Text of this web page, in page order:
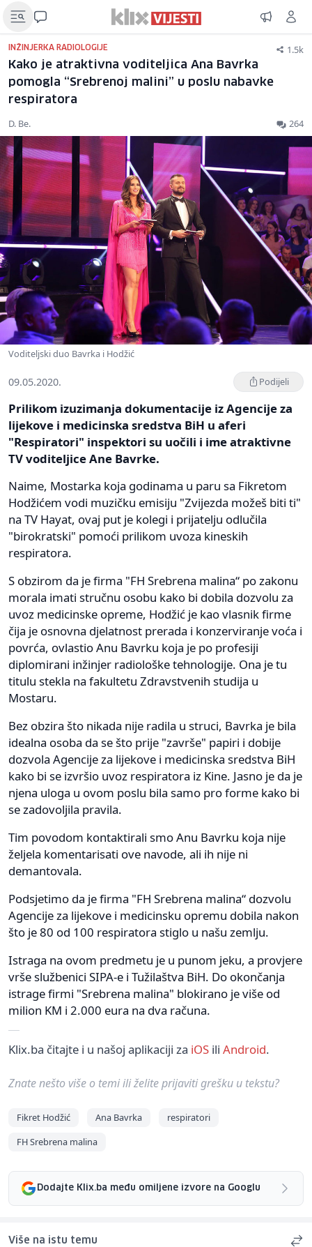
INŽINJERKA RADIOLOGIJE 1.5k
Kako je atraktivna voditeljica Ana Bavrka
pomogla “Srebrenoj malini” u poslu nabavke
respiratora
D. Be. 264
Voditeljski duo Bavrka i Hodžić
09.05.2020. Podijeli
Prilikom izuzimanja dokumentacije iz Agencije za
lijekove i medicinska sredstva BiH u aferi
"Respiratori" inspektori su uočili i ime atraktivne
TV voditeljice Ane Bavrke.
Naime, Mostarka koja godinama u paru sa Fikretom
Hodžićem vodi muzičku emisiju "Zvijezda možeš biti ti"
na TV Hayat, ovaj put je kolegi i prijatelju odlučila
"birokratski" pomoći prilikom uvoza kineskih
respiratora.
S obzirom da je firma "FH Srebrena malina“ po zakonu
morala imati stručnu osobu kako bi dobila dozvolu za
uvoz medicinske opreme, Hodžić je kao vlasnik firme
čija je osnovna djelatnost prerada i konzerviranje voća i
povrća, ovlastio Anu Bavrku koja je po profesiji
diplomirani inžinjer radiološke tehnologije. Ona je tu
titulu stekla na fakultetu Zdravstvenih studija u
Mostaru.
Bez obzira što nikada nije radila u struci, Bavrka je bila
idealna osoba da se što prije "završe" papiri i dobije
dozvola Agencije za lijekove i medicinska sredstva BiH
kako bi se izvršio uvoz respiratora iz Kine. Jasno je da je
njena uloga u ovom poslu bila samo pro forme kako bi
se zadovoljila pravila.
Tim povodom kontaktirali smo Anu Bavrku koja nije
željela komentarisati ove navode, ali ih nije ni
demantovala.
Podsjetimo da je firma "FH Srebrena malina“ dozvolu
Agencije za lijekove i medicinsku opremu dobila nakon
što je 80 od 100 respiratora stiglo u našu zemlju.
Istraga na ovom predmetu je u punom jeku, a provjere
vrše službenici SIPA-e i Tužilaštva BiH. Do okončanja
istrage firmi "Srebrena malina" blokirano je više od
milion KM i 2.000 eura na dva računa.
Klix.ba čitajte i u našoj aplikaciji za iOS ili Android.
Znate nešto više o temi ili želite prijaviti grešku u tekstu?
Fikret Hodžić Ana Bavrka
respiratori
FH Srebrena malina
Dodajte Klix.ba među omiljene izvore na Googlu
Više na istu temu